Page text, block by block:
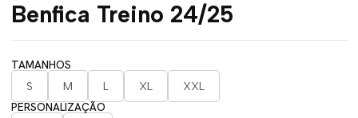
Benfica Treino 24/25
TAMANHOS
S
M L XL
XXL
PERSONALIZAÇÃO